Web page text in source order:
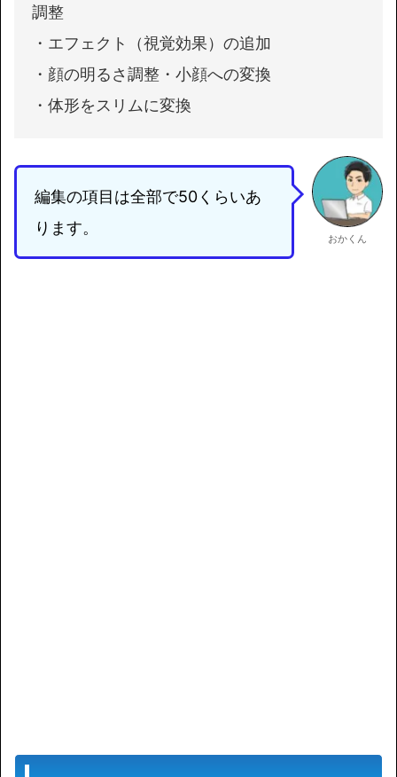
調整
・エフェクト（視覚効果）の追加
・顔の明るさ調整・小顔への変換
・体形をスリムに変換
編集の項目は全部で50くらいあ
ります。
おかくん